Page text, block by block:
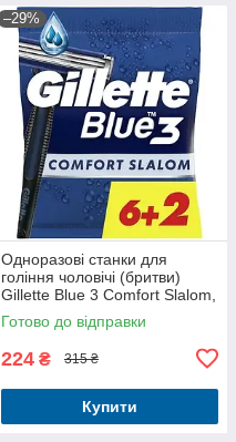
–29%
Одноразові станки для
гоління чоловічі (бритви)
Gillette Blue 3 Comfort Slalom,
8 шт
Готово до відправки
224 ₴ 315 ₴
Купити